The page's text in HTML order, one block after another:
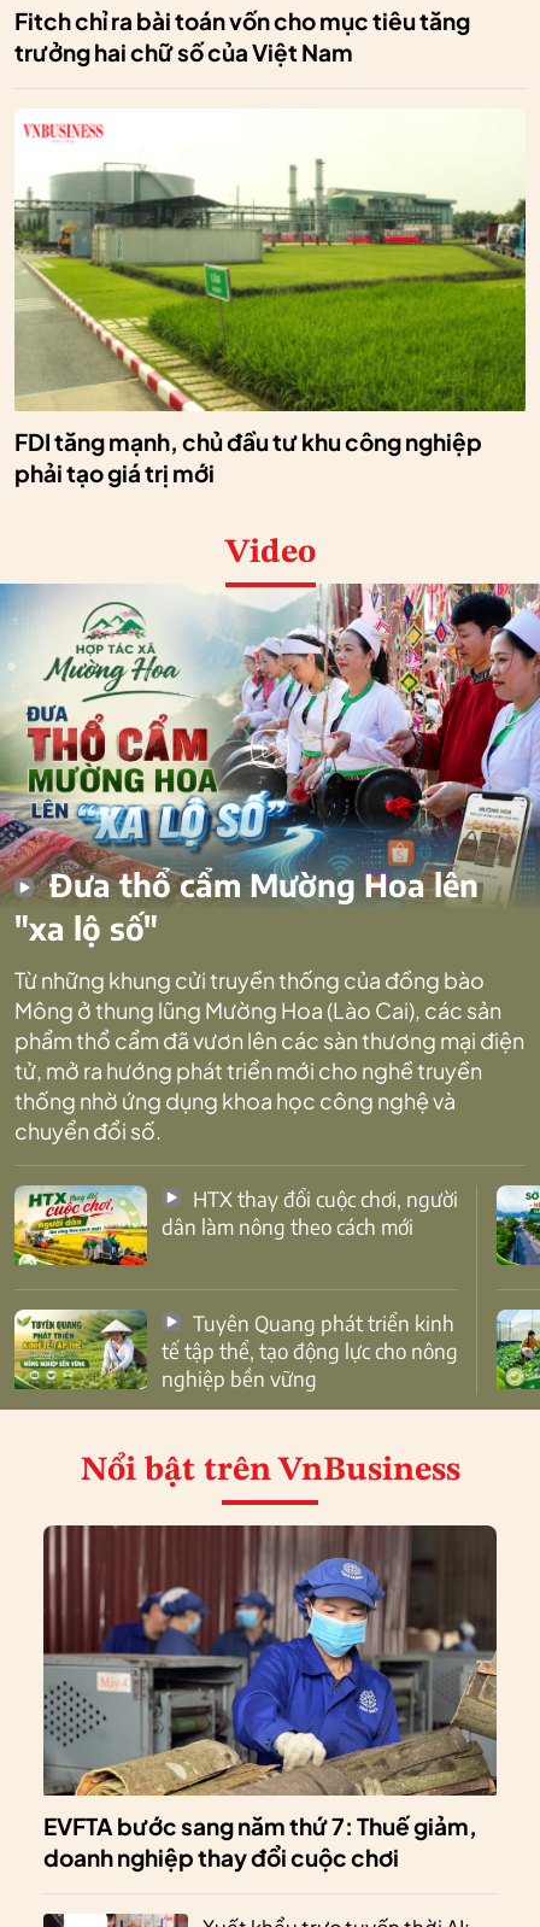
Fitch chỉ ra bài toán vốn cho mục tiêu tăng
trưởng hai chữ số của Việt Nam
FDI tăng mạnh, chủ đầu tư khu công nghiệp
phải tạo giá trị mới
Video
Đưa thổ cẩm Mường Hoa lên
"xa lộ số"
Từ những khung cửi truyền thống của đồng bào
Mông ở thung lũng Mường Hoa (Lào Cai), các sản
phẩm thổ cẩm đã vươn lên các sàn thương mại điện
tử, mở ra hướng phát triển mới cho nghề truyền
thống nhờ ứng dụng khoa học công nghệ và
chuyển đổi số.
dân làm nông theo cách mới
tế tập thể, tạo động lực cho nông
nghiệp bền vững
Nổi bật trên VnBusiness
EVFTA bước sang năm thứ 7: Thuế giảm,
doanh nghiệp thay đổi cuộc chơi